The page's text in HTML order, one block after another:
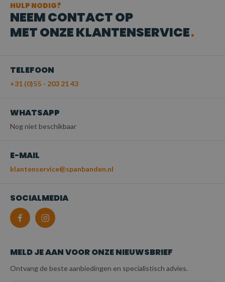
HULP NODIG?
NEEM CONTACT OP
MET ONZE KLANTENSERVICE
TELEFOON
+31 (0)55 - 203 21 43
WHATSAPP
Nog niet beschikbaar
E-MAIL
klantenservice@spanbanden.nl
SOCIALMEDIA
MELD JE AAN VOOR ONZE NIEUWSBRIEF
Ontvang de beste aanbiedingen en specialistisch advies.